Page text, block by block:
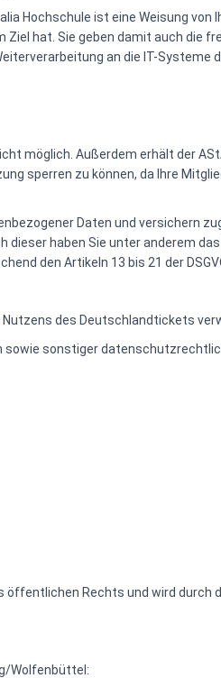
Hochschule ist eine Weisung von
Ziel hat. Sie geben damit auch die
an die IT-Systeme
möglich. Außerdem erhält der
sperren zu können, da Ihre
Daten und versichern
dieser haben Sie unter anderem
den Artikeln 13 bis 21 der
des Deutschlandtickets
sowie sonstiger
Rechts und wird durch
Wolfenbüttel: